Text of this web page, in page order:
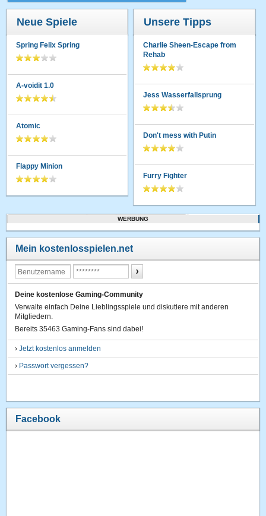
Neue Spiele
Spring Felix Spring
A-voidit 1.0
Atomic
Flappy Minion
Unsere Tipps
Charlie Sheen-Escape from
Rehab
Jess Wasserfallsprung
Don't mess with Putin
Furry Fighter
WERBUNG
Mein kostenlosspielen.net
Deine kostenlose Gaming-Community
Verwalte einfach Deine Lieblingsspiele und diskutiere mit anderen
Mitgliedern.
Bereits 35463 Gaming-Fans sind dabei!
›Jetzt kostenlos anmelden
› Passwort vergessen?
Facebook